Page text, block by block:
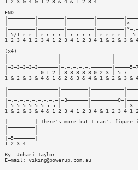
1 2 3 & 4 & 1 2 3 & 4 & 1 2 3 4
END:
|—5/
1 2 3 4 1 2 3 4 1 2 3 4 1 2 3 4 1 & 2 & 3 &
(x4)
1 & 2 & 3 & 4 & 1 & 2 & 3 & 4 & 1 & 2 & 3 &
1 & 2 & 3 & 4 & 1 2 3 4 1 2 3 4 & 1 2 3 4 1
|—————————| There's more but I can't
|—————————|
|—————————|
|—5———————|
1 2 3 4
By: Johari Taylor
E—mail: viking@powerup.com.au